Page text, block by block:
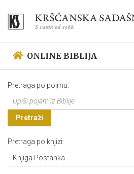
ONLINE BIBLIJA
Pretraga po pojmu:
Pretraži
Pretraga po knjizi:
Knjiga Postanka